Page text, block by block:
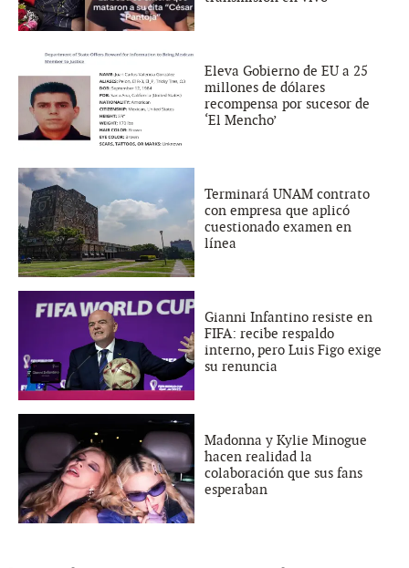
Eleva Gobierno de EU a 25
millones de dólares
recompensa por sucesor de
‘El Mencho’
Terminará UNAM contrato
con empresa que aplicó
cuestionado examen en
línea
Gianni Infantino resiste en
FIFA: recibe respaldo
interno, pero Luis Figo exige
su renuncia
Madonna y Kylie Minogue
hacen realidad la
colaboración que sus fans
esperaban